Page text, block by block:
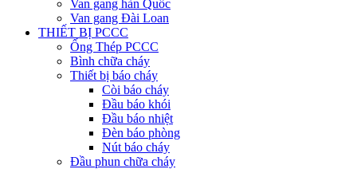
Van gang hàn Quốc
Van gang Đài Loan
THIẾT BỊ PCCC
Ống Thép PCCC
Bình chữa cháy
Thiết bị báo cháy
Còi báo cháy
Đầu báo khói
Đầu báo nhiệt
Đèn báo phòng
Nút báo cháy
Đầu phun chữa cháy